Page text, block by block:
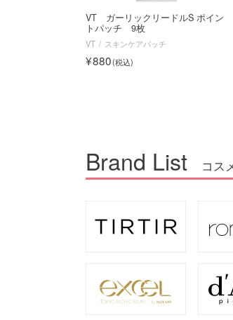
VT ガーリックリードルS ポイン
トパッチ 9枚
VT スキンケアパッチ
880
Brand List コス